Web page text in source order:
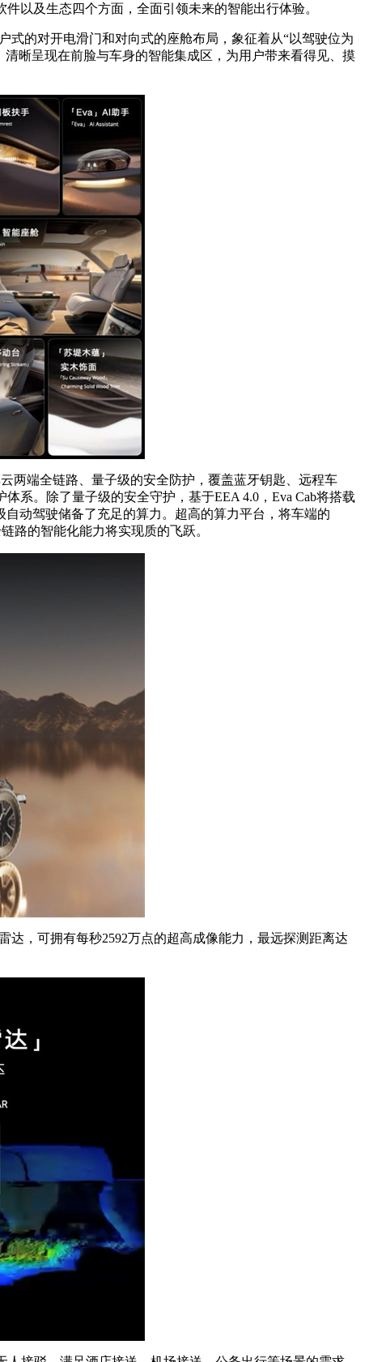
以及生态四个方面，全面引领未来的智能出行体验。
的对开电滑门和对向式的座舱布局，象征着从“以驾驶位为
晰呈现在前脸与车身的智能集成区，为用户带来看得见、摸
两端全链路、量子级的安全防护，覆盖蓝牙钥匙、远程车
系。除了量子级的安全守护，基于EEA 4.0，Eva Cab将搭载
自动驾驶储备了充足的算力。超高的算力平台，将车端的
路的智能化能力将实现质的飞跃。
，可拥有每秒2592万点的超高成像能力，最远探测距离达